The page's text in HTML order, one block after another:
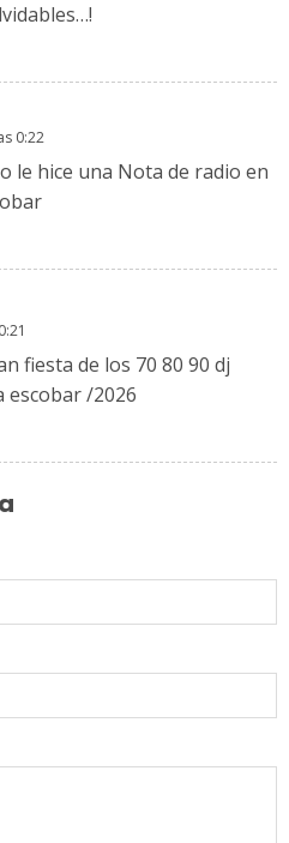
0:22
le hice una Nota de radio en
fiesta de los 70 80 90 dj
escobar /2026